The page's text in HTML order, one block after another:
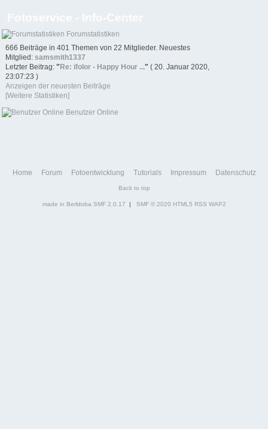
Forumstatistiken
666 Beiträge in 401 Themen von 22 Mitglieder. Neuestes
Mitglied:samsmith1337
Letzter Beitrag:"Re: ifolor - Happy Hour ..." ( 20. Januar 2020,
23:07:23 )
Anzeigen der neuesten Beiträge
[Weitere Statistiken]
Benutzer Online
Home Forum Fotoentwicklung Tutorials Impressum Datenschutz
Back to top
made in Berldoba SMF 2.0.17 | SMF © 2020 HTML5 RSS WAP2